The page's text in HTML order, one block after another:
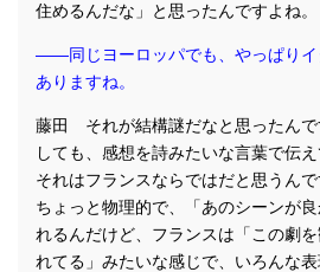
住めるんだな」と思ったんですよね。
――同じヨーロッパでも、やっぱりイ
ありますね。
藤田 それが結構謎だなと思ったんで
しても、感想を詩みたいな言葉で伝え
それはフランスならではだと思うん
ちょっと物理的で、「あのシーンが
れるんだけど、フランスは「この劇
れてる」みたいな感じで、いろんな